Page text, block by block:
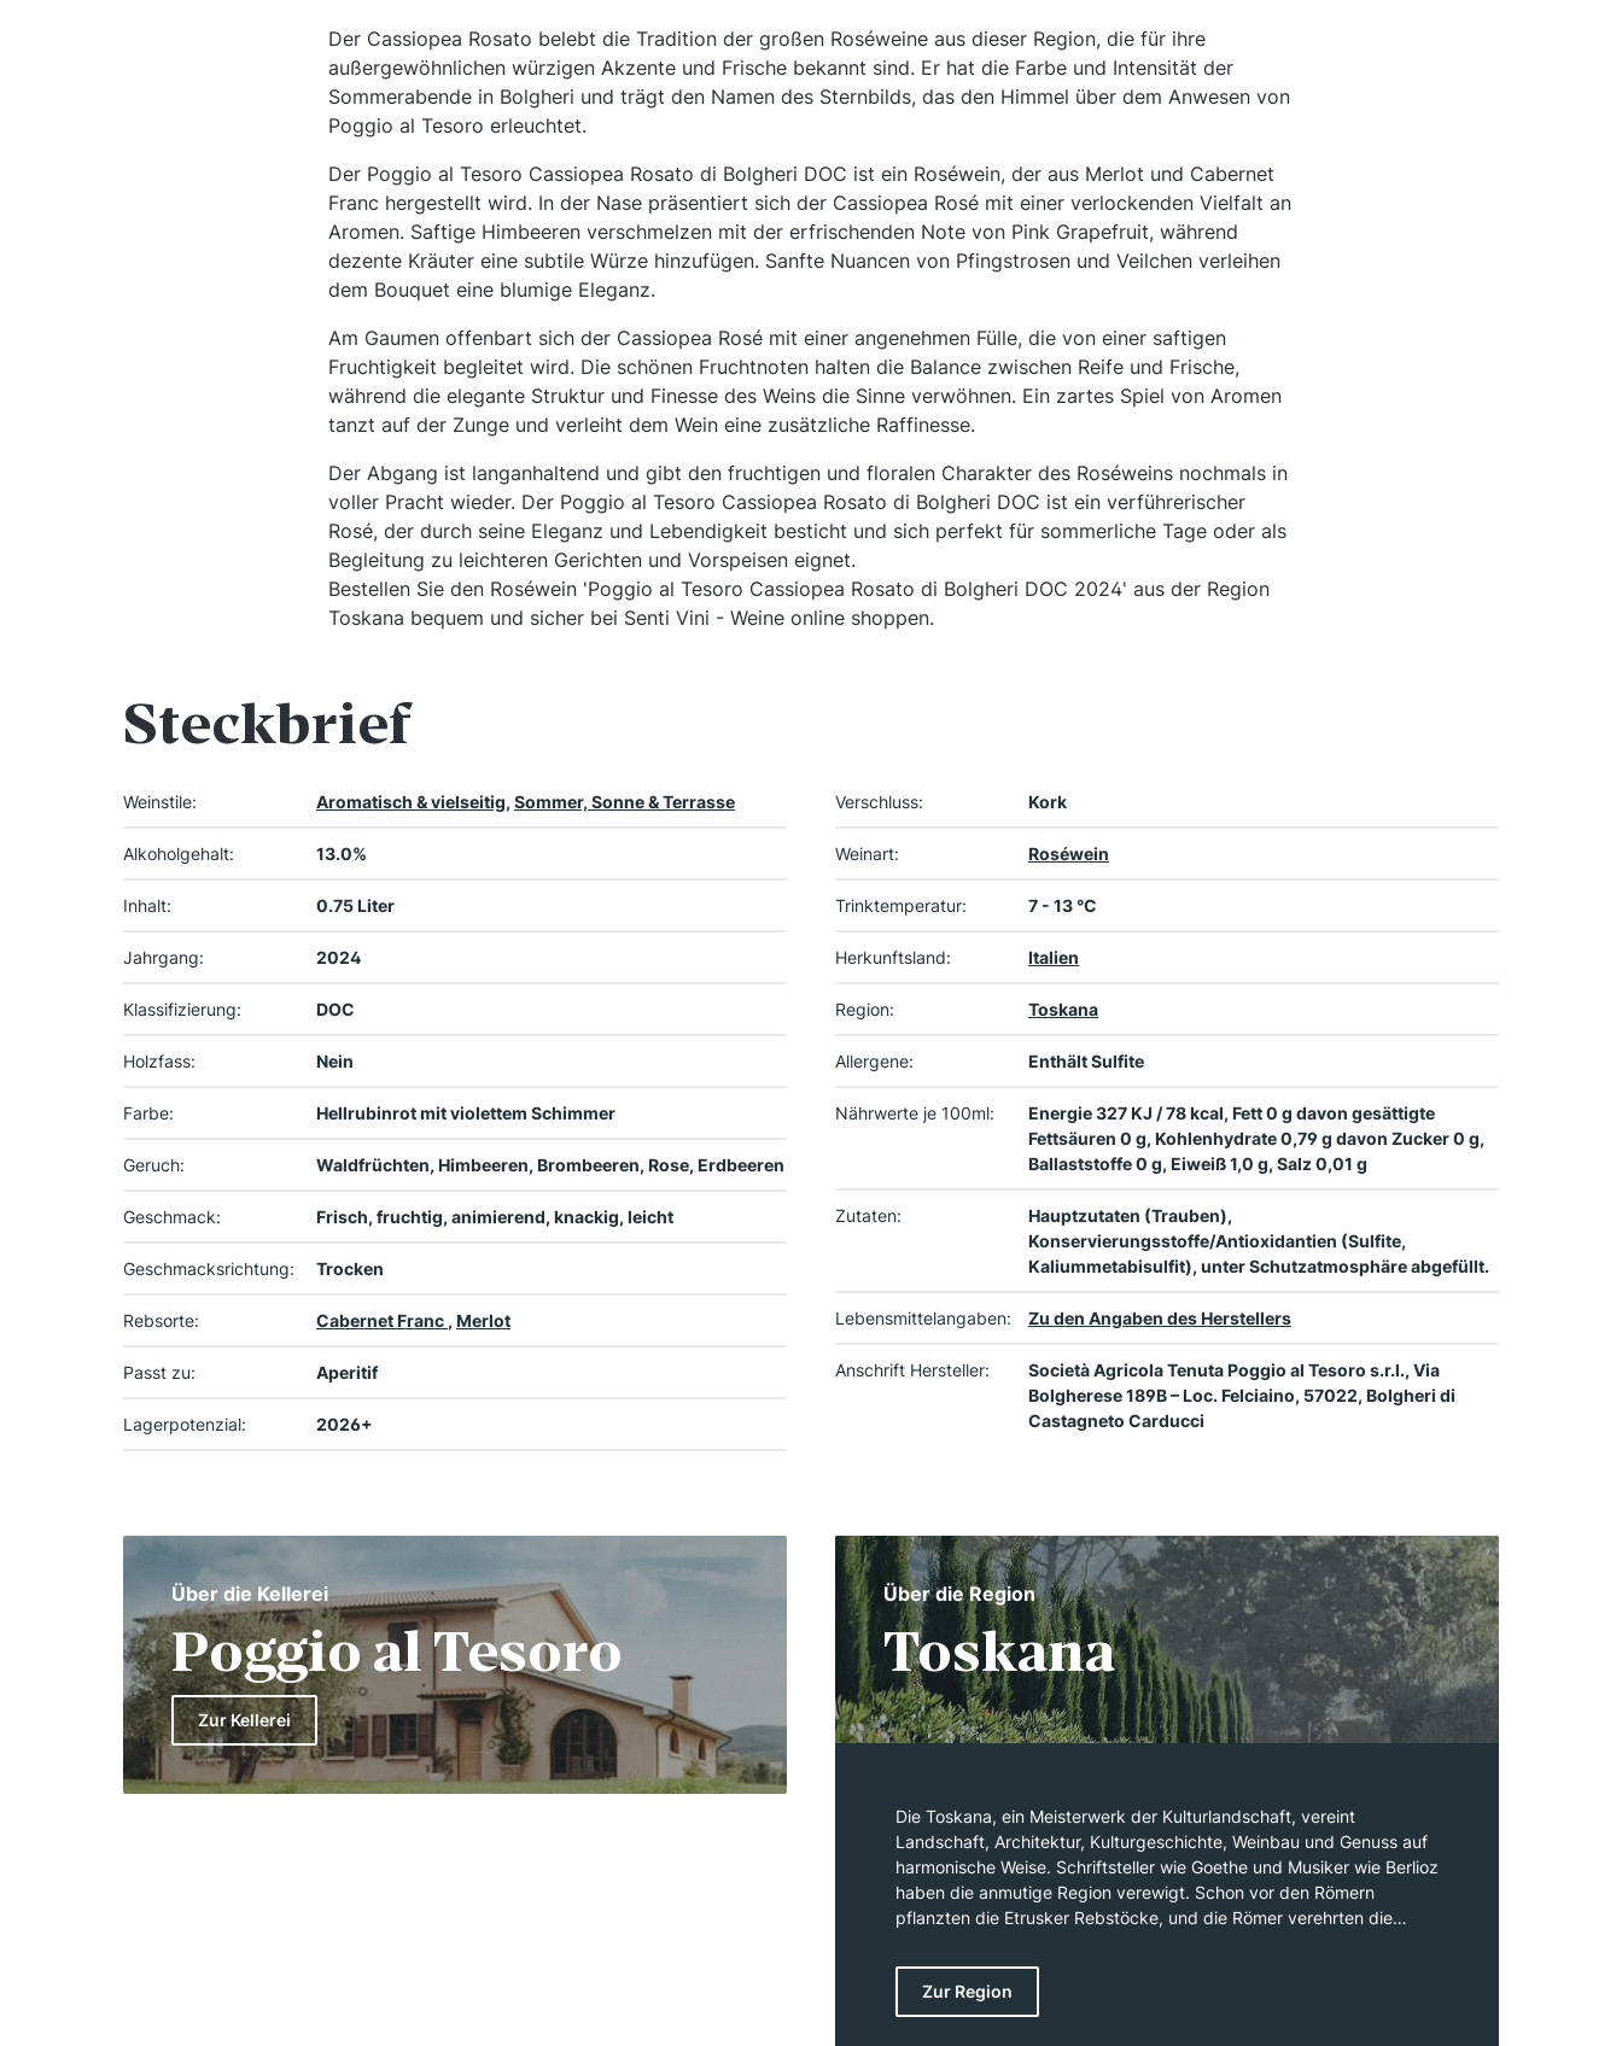
Der Cassiopea Rosato belebt die Tradition der großen Roséweine aus dieser Region, die für ihre
außergewöhnlichen würzigen Akzente und Frische bekannt sind. Er hat die Farbe und Intensität der
Sommerabende in Bolgheri und trägt den Namen des Sternbilds, das den Himmel über dem Anwesen von
Poggio al Tesoro erleuchtet.
Der Poggio al Tesoro Cassiopea Rosato di Bolgheri DOC ist ein Roséwein, der aus Merlot und Cabernet
Franc hergestellt wird. In der Nase präsentiert sich der Cassiopea Rosé mit einer verlockenden Vielfalt an
Aromen. Saftige Himbeeren verschmelzen mit der erfrischenden Note von Pink Grapefruit, während
dezente Kräuter eine subtile Würze hinzufügen. Sanfte Nuancen von Pfingstrosen und Veilchen verleihen
dem Bouquet eine blumige Eleganz.
Am Gaumen offenbart sich der Cassiopea Rosé mit einer angenehmen Fülle, die von einer saftigen
Fruchtigkeit begleitet wird. Die schönen Fruchtnoten halten die Balance zwischen Reife und Frische,
während die elegante Struktur und Finesse des Weins die Sinne verwöhnen. Ein zartes Spiel von Aromen
tanzt auf der Zunge und verleiht dem Wein eine zusätzliche Raffinesse.
Der Abgang ist langanhaltend und gibt den fruchtigen und floralen Charakter des Roséweins nochmals in
voller Pracht wieder. Der Poggio al Tesoro Cassiopea Rosato di Bolgheri DOC ist ein verführerischer
Rosé, der durch seine Eleganz und Lebendigkeit besticht und sich perfekt für sommerliche Tage oder als
Begleitung zu leichteren Gerichten und Vorspeisen eignet.
Bestellen Sie den Roséwein 'Poggio al Tesoro Cassiopea Rosato di Bolgheri DOC 2024' aus der Region
Toskana bequem und sicher bei Senti Vini - Weine online shoppen.
Steckbrief
Weinstile: Aromatisch & vielseitig, Sommer, Sonne & Terrasse
Alkoholgehalt: 13.0%
Inhalt: 0.75 Liter
Jahrgang: 2024
Klassifizierung: DOC
Holzfass: Nein
Farbe: Hellrubinrot mit violettem Schimmer
Geruch: Waldfrüchten, Himbeeren, Brombeeren, Rose, Erdbeeren
Geschmack: Frisch, fruchtig, animierend, knackig, leicht
Geschmacksrichtung: Trocken
Rebsorte: Cabernet Franc , Merlot
Passt zu: Aperitif
Lagerpotenzial: 2026+
Verschluss: Kork
Weinart: Roséwein
Trinktemperatur: 7 - 13 °C
Herkunftsland: Italien
Region: Toskana
Allergene: Enthält Sulfite
Nährwerte je 100ml:
Energie 327 KJ / 78 kcal, Fett 0 g davon gesättigte
Fettsäuren 0 g, Kohlenhydrate 0,79 g davon Zucker 0 g,
Ballaststoffe 0 g, Eiweiß 1,0 g, Salz 0,01 g
Zutaten:
Hauptzutaten (Trauben),
Konservierungsstoffe/Antioxidantien (Sulfite,
Kaliummetabisulfit), unter Schutzatmosphäre abgefüllt.
Lebensmittelangaben: Zu den Angaben des Herstellers
Anschrift Hersteller:
Società Agricola Tenuta Poggio al Tesoro s.r.l., Via
Bolgherese 189B – Loc. Felciaino, 57022, Bolgheri di
Castagneto Carducci
Über die Kellerei
Poggio al Tesoro
Zur Kellerei
Über die Region
Toskana
Die Toskana, ein Meisterwerk der Kulturlandschaft, vereint
Landschaft, Architektur, Kulturgeschichte, Weinbau und Genuss auf
harmonische Weise. Schriftsteller wie Goethe und Musiker wie Berlioz
haben die anmutige Region verewigt. Schon vor den Römern
pflanzten die Etrusker Rebstöcke, und die Römer verehrten die
produziert die Toskana einige der berühmtesten Rotweine Italiens
wie Chianti, Vino Nobile di Montepulciano und Brunello di Montalcino.
Die Region hat sich in den letzten Jahrzehnten neu erfunden und
Zur Region